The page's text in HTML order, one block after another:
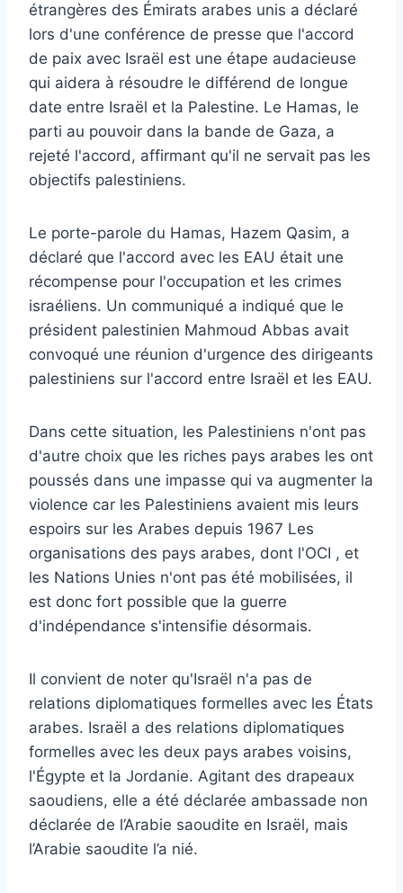
étrangères des Émirats arabes unis a déclaré
lors d'une conférence de presse que l'accord
de paix avec Israël est une étape audacieuse
qui aidera à résoudre le différend de longue
date entre Israël et la Palestine. Le Hamas, le
parti au pouvoir dans la bande de Gaza, a
rejeté l'accord, affirmant qu'il ne servait pas les
objectifs palestiniens.
Le porte-parole du Hamas, Hazem Qasim, a
déclaré que l'accord avec les EAU était une
récompense pour l'occupation et les crimes
israéliens. Un communiqué a indiqué que le
président palestinien Mahmoud Abbas avait
convoqué une réunion d'urgence des dirigeants
palestiniens sur l'accord entre Israël et les EAU.
Dans cette situation, les Palestiniens n'ont pas
d'autre choix que les riches pays arabes les ont
poussés dans une impasse qui va augmenter la
violence car les Palestiniens avaient mis leurs
espoirs sur les Arabes depuis 1967 Les
organisations des pays arabes, dont l'OCI , et
les Nations Unies n'ont pas été mobilisées, il
est donc fort possible que la guerre
d'indépendance s'intensifie désormais.
Il convient de noter qu'Israël n'a pas de
relations diplomatiques formelles avec les États
arabes. Israël a des relations diplomatiques
formelles avec les deux pays arabes voisins,
l'Égypte et la Jordanie. Agitant des drapeaux
saoudiens, elle a été déclarée ambassade non
déclarée de l’Arabie saoudite en Israël, mais
l’Arabie saoudite l’a nié.